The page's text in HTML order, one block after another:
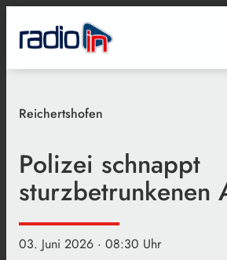
Reichertshofen
Polizei schnappt
sturzbetrunkenen
03. Juni 2026 · 08:30 Uhr